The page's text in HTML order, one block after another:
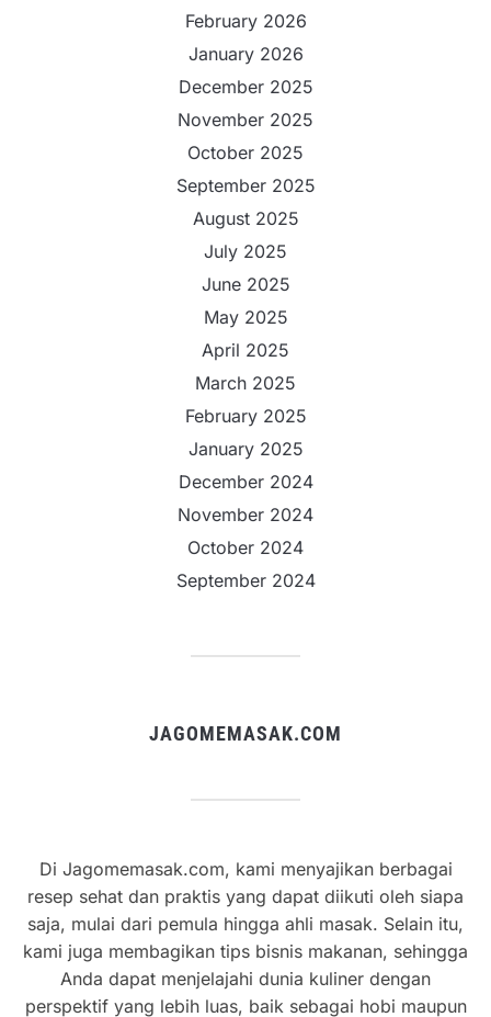
February 2026
January 2026
December 2025
November 2025
October 2025
September 2025
August 2025
July 2025
June 2025
May 2025
April 2025
March 2025
February 2025
January 2025
December 2024
November 2024
October 2024
September 2024
JAGOMEMASAK.COM
Di Jagomemasak.com, kami menyajikan berbagai
resep sehat dan praktis yang dapat diikuti oleh siapa
saja, mulai dari pemula hingga ahli masak. Selain itu,
kami juga membagikan tips bisnis makanan, sehingga
Anda dapat menjelajahi dunia kuliner dengan
perspektif yang lebih luas, baik sebagai hobi maupun